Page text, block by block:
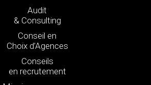
Audit
& Consulting
Conseil en
Choix d’Agences
Conseils
en recrutement